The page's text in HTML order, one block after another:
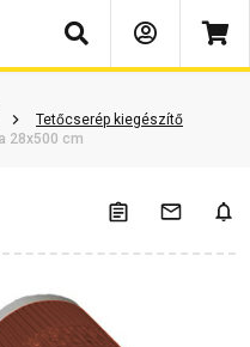
Keresés
Tetőcserép kiegészítő
28x500 cm
válaszok Kapcsolódó cikkek